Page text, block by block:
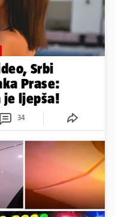
Srbi
Prase:
je ljepša!
34